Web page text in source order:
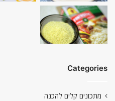
Categories
מתכונים קלים להכנה